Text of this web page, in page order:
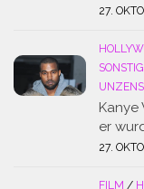
27.
Kanye
er
27.
FILM /